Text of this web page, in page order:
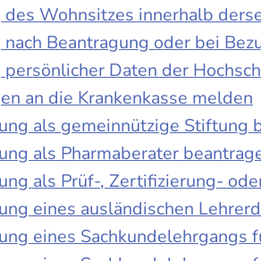
Wohnsitzes innerhalb
Beantragung oder bei
Daten der
an die Krankenkasse melden
als gemeinnützige Stiftung
als Pharmaberater
als Prüf-, Zertifizierung-
eines ausländischen
eines Sachkundelehrgangs